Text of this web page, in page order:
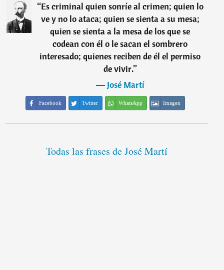
“Es criminal quien sonríe al crimen; quien lo
ve y no lo ataca; quien se sienta a su mesa;
quien se sienta a la mesa de los que se
codean con él o le sacan el sombrero
interesado; quienes reciben de él el permiso
de vivir.”
―José Martí
Facebook Twitter WhatsApp Imagen
Todas las frases de José Martí